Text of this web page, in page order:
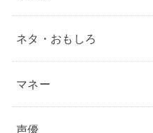
ネタ・おもしろ
マネー
声優